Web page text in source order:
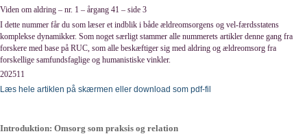
Viden om aldring – nr. 1 – årgang 41 – side 3
I dette nummer får du som læser et indblik i både ældreomsorgens og vel-færdsstatens
komplekse dynamikker. Som noget særligt stammer alle nummerets artikler denne gang fra
forskere med base på RUC, som alle beskæftiger sig med aldring og ældreomsorg fra
forskellige samfundsfaglige og humanistiske vinkler.
202511
Læs hele artiklen på skærmen eller download som pdf-fil
Introduktion: Omsorg som praksis og relation